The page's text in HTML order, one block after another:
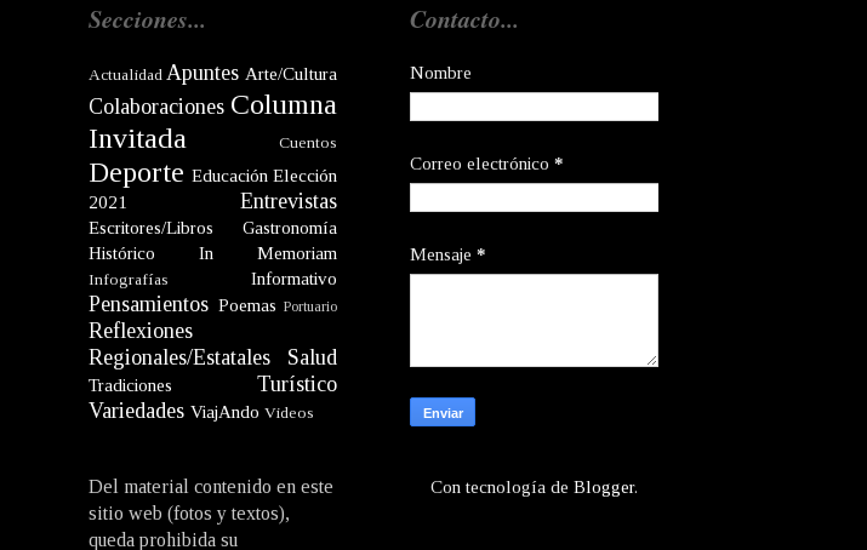
Secciones...
Actualidad Apuntes Arte/Cultura
Colaboraciones Columna
Invitada
Cuentos
Deporte Educación Elección
2021
Entrevistas
Escritores/Libros
Gastronomía
Histórico
In Memoriam
Infografías Informativo
Pensamientos Poemas Portuario
Reflexiones
Regionales/Estatales
Salud
Tradiciones
Turístico
Variedades ViajAndo Videos
Del material contenido en este
sitio web (fotos y textos),
queda prohibida su
Contacto...
Nombre
Correo electrónico *
Mensaje *
Con tecnología de Blogger.